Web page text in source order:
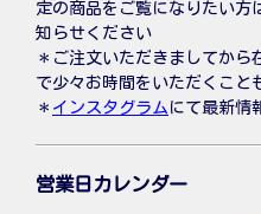
定の商品をご覧になりたい方
知らせください
＊ご注文いただきましてから
で少々お時間をいただくこと
＊ インスタグラム にて最新情
営業日カレンダー